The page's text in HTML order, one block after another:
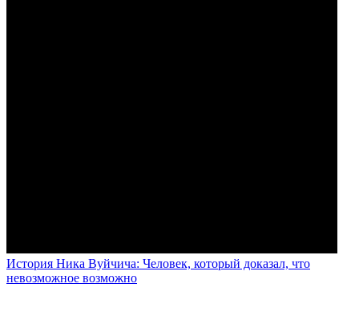
История Ника Вуйчича: Человек, который доказал, что
невозможное возможно